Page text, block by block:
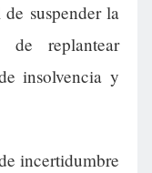
suspender la
de replantear
insolvencia y
incertidumbre